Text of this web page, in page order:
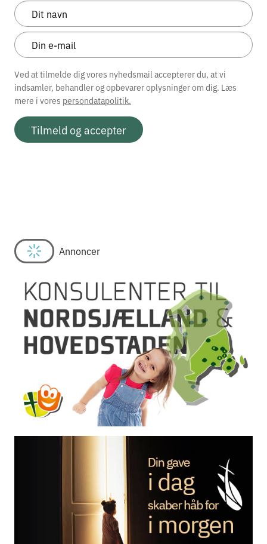
Ved at tilmelde dig vores nyhedsmail accepterer du, at vi
indsamler, behandler og opbevarer oplysninger om dig. Læs
mere i vores persondatapolitik.
Tilmeld og accepter
Annoncer